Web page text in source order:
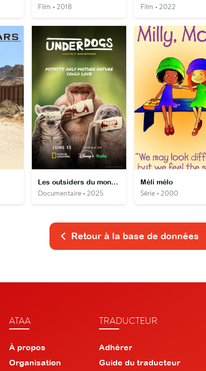
Film • 2018 Film • 2022
Les outsiders du monde animal
Documentaire • 2025
Méli mélo
Série • 2000
Retour à la base de données
ATAA
À propos
Organisation
TRADUCTEUR
Adhérer
Guide du traducteur